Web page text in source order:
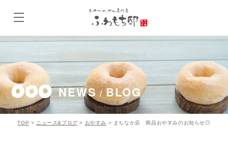
NEWS/BLOG
TOP > ニュース&ブログ > おやすみ > まちなか店 商品おやすみのお知らせ◎